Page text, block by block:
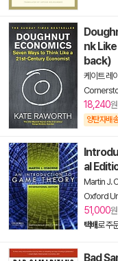
nk
back)
케이트 레
18,240
양탄자배송
al
Martin J.
Oxford
51,000
택배로 주
Bad